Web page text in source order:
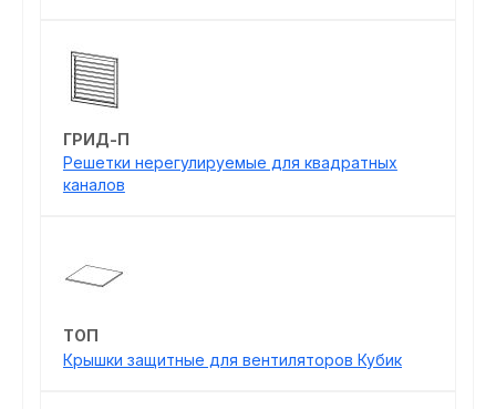
ГРИД-П
Решетки нерегулируемые для квадратных
каналов
ТОП
Крышки защитные для вентиляторов Кубик